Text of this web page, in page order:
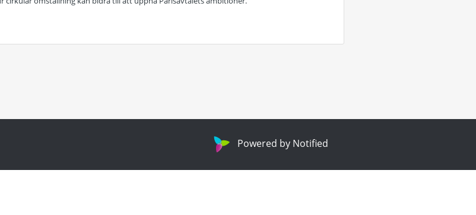
Powered by Notified